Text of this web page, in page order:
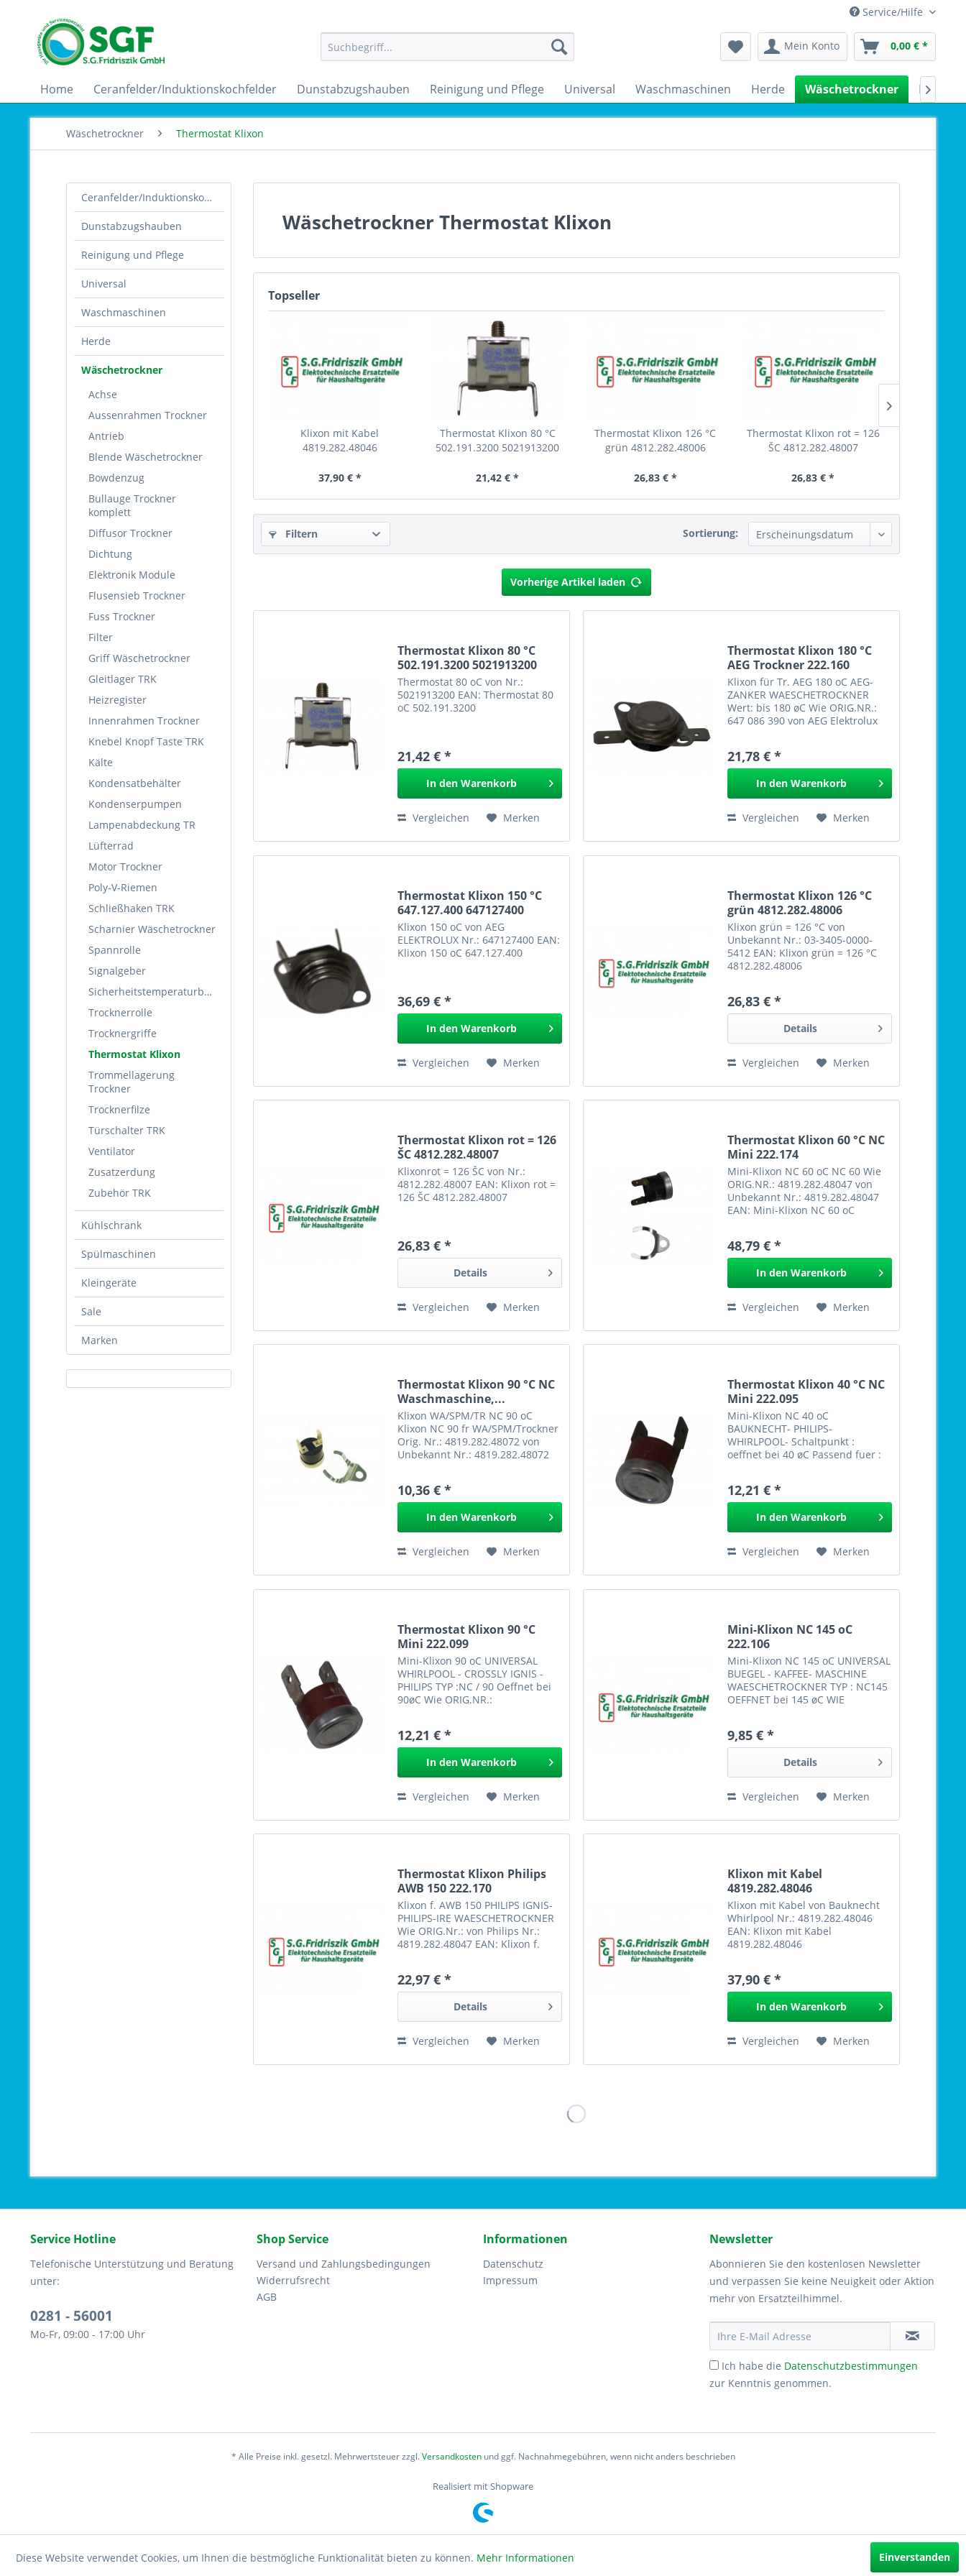
Service/Hilfe
Mein Konto 0,00 € *
Home Ceranfelder/Induktionskochfelder Dunstabzugshauben Reinigung und Pflege Universal Waschmaschinen Herde Wäschetrockner 
Wäschetrockner Thermostat Klixon
Ceranfelder/Induktionskochfelder
Dunstabzugshauben
Reinigung und Pflege
Universal
Waschmaschinen
Herde
Wäschetrockner
Achse
Aussenrahmen Trockner
Antrieb
Blende Wäschetrockner
Bowdenzug
Bullauge Trockner
komplett
Diffusor Trockner
Dichtung
Elektronik Module
Flusensieb Trockner
Fuss Trockner
Filter
Griff Wäschetrockner
Gleitlager TRK
Heizregister
Innenrahmen Trockner
Knebel Knopf Taste TRK
Kälte
Kondensatbehälter
Kondenserpumpen
Lampenabdeckung TR
Lüfterrad
Motor Trockner
Poly-V-Riemen
Schließhaken TRK
Scharnier Wäschetrockner
Spannrolle
Signalgeber
Sicherheitstemperaturbegrenzer
Trocknerrolle
Trocknergriffe
Thermostat Klixon
Trommellagerung
Trockner
Trocknerfilze
Türschalter TRK
Ventilator
Zusatzerdung
Zubehör TRK
Kühlschrank
Spülmaschinen
Kleingeräte
Sale
Marken
Wäschetrockner Thermostat Klixon
Topseller
Klixon mit Kabel
4819.282.48046
37,90 € *
Thermostat Klixon 80 °C
502.191.3200 5021913200
21,42 € *
Thermostat Klixon 126 °C
grün 4812.282.48006
26,83 € *
Thermostat Klixon rot = 126
ŠC 4812.282.48007
26,83 € *
Filtern Sortierung:
Vorherige Artikel laden
Thermostat Klixon 80 °C
502.191.3200 5021913200
Thermostat 80 oC von Nr.:
5021913200 EAN: Thermostat 80
oC 502.191.3200
21,42 € *
In den Warenkorb
Vergleichen Merken
Thermostat Klixon 180 °C
AEG Trockner 222.160
Klixon für Tr. AEG 180 oC AEG-
ZANKER WAESCHETROCKNER
Wert: bis 180 øC Wie ORIG.NR.:
647 086 390 von AEG Elektrolux
21,78 € *
In den Warenkorb
Vergleichen Merken
Thermostat Klixon 150 °C
647.127.400 647127400
Klixon 150 oC von AEG
ELEKTROLUX Nr.: 647127400 EAN:
Klixon 150 oC 647.127.400
36,69 € *
In den Warenkorb
Vergleichen Merken
Thermostat Klixon 126 °C
grün 4812.282.48006
Klixon grün = 126 °C von
Unbekannt Nr.: 03-3405-0000-
5412 EAN: Klixon grün = 126 °C
4812.282.48006
26,83 € *
Details
Vergleichen Merken
Thermostat Klixon rot = 126
ŠC 4812.282.48007
Klixonrot = 126 ŠC von Nr.:
4812.282.48007 EAN: Klixon rot =
126 ŠC 4812.282.48007
26,83 € *
Details
Vergleichen Merken
Thermostat Klixon 60 °C NC
Mini 222.174
Mini-Klixon NC 60 oC NC 60 Wie
ORIG.NR.: 4819.282.48047 von
Unbekannt Nr.: 4819.282.48047
EAN: Mini-Klixon NC 60 oC
48,79 € *
In den Warenkorb
Vergleichen Merken
Thermostat Klixon 90 °C NC
Waschmaschine,...
Klixon WA/SPM/TR NC 90 oC
Klixon NC 90 fr WA/SPM/Trockner
Orig. Nr.: 4819.282.48072 von
Unbekannt Nr.: 4819.282.48072
10,36 € *
In den Warenkorb
Vergleichen Merken
Thermostat Klixon 40 °C NC
Mini 222.095
Mini-Klixon NC 40 oC
BAUKNECHT- PHILIPS-
WHIRLPOOL- Schaltpunkt :
oeffnet bei 40 øC Passend fuer :
Maschinen Wie ORIG.Nr. : 4819
282 48105 von Bauknecht
Whirlpool Nr.: 481928248105
EAN: Mini-Klixon...
12,21 € *
In den Warenkorb
Vergleichen Merken
Thermostat Klixon 90 °C
Mini 222.099
Mini-Klixon 90 oC UNIVERSAL
WHIRLPOOL - CROSSLY IGNIS -
PHILIPS TYP :NC / 90 Oeffnet bei
90øC Wie ORIG.NR.:
Klixon 90 oC 222.099
12,21 € *
In den Warenkorb
Vergleichen Merken
Mini-Klixon NC 145 oC
222.106
Mini-Klixon NC 145 oC UNIVERSAL
BUEGEL - KAFFEE- MASCHINE
WAESCHETROCKNER TYP : NC145
OEFFNET bei 145 øC WIE
EAN: Mini-Klixon NC 145 oC
222.106
9,85 € *
Details
Vergleichen Merken
Thermostat Klixon Philips
AWB 150 222.170
Klixon f. AWB 150 PHILIPS IGNIS-
PHILIPS-IRE WAESCHETROCKNER
Wie ORIG.Nr.: von Philips Nr.:
4819.282.48047 EAN: Klixon f.
22,97 € *
Details
Vergleichen Merken
Klixon mit Kabel
4819.282.48046
481928248046
Klixon mit Kabel von Bauknecht
Whirlpool Nr.: 4819.282.48046
EAN: Klixon mit Kabel
4819.282.48046
37,90 € *
In den Warenkorb
Vergleichen Merken
Service Hotline
Telefonische Unterstützung und Beratung
unter:
0281 - 56001
Mo-Fr, 09:00 - 17:00 Uhr
Shop Service
Versand und Zahlungsbedingungen
Widerrufsrecht
AGB
Informationen
Datenschutz
Impressum
Newsletter
Abonnieren Sie den kostenlosen Newsletter
und verpassen Sie keine Neuigkeit oder Aktion
mehr von Ersatzteilhimmel.
Ich habe die Datenschutzbestimmungen
zur Kenntnis genommen.
* Alle Preise inkl. gesetzl. Mehrwertsteuer zzgl.Versandkostenund ggf. Nachnahmegebühren, wenn nicht anders beschrieben
Realisiert mit Shopware
Diese Website verwendet Cookies, um Ihnen die bestmögliche Funktionalität bieten zu können. Mehr Informationen Einverstanden